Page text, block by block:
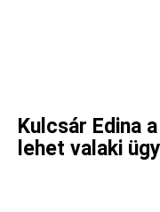
Kulcsár Edina
lehet valaki